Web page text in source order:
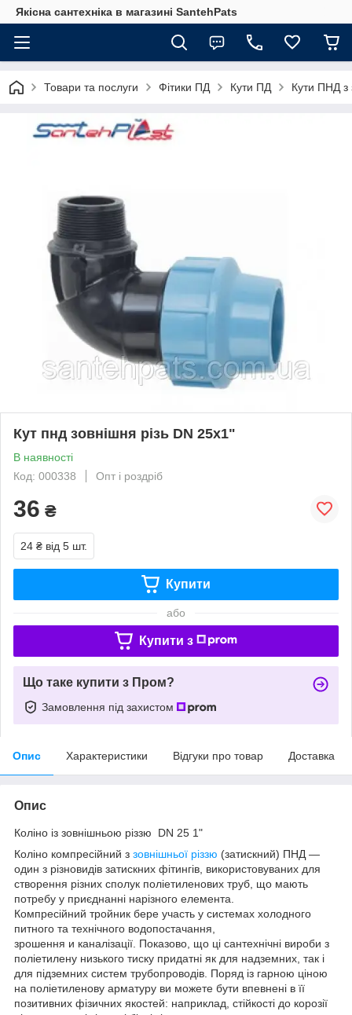
Якісна сантехніка в магазині SantehPats
Товари та послуги Фітики ПД Кути ПД Кути ПНД з
Кут пнд зовнішня різь DN 25х1"
В наявності
Код: 000338
Опт і роздріб
36 ₴
24 ₴ від 5 шт.
Купити
або
Купити з
Що таке купити з Пром?
Замовлення під захистом
Опис Характеристики Відгуки про товар Доставка
Опис
Коліно із зовнішньою різзю DN 25 1"
Коліно компресійний з зовнішньої різзю (затискний) ПНД —
один з різновидів затискних фітингів, використовуваних для
створення різних сполук поліетиленових труб, що мають
потребу у приєднанні нарізного елемента.
Компресійний тройник бере участь у системах холодного
питного та технічного водопостачання,
зрошення и каналізації. Показово, що ці сантехнічні вироби з
поліетилену низького тиску придатні як для надземних, так і
для підземних систем трубопроводів. Поряд із гарною ціною
на поліетиленову арматуру ви можете бути впевнені в її
позитивних фізичних якостей: наприклад, стійкості до корозії